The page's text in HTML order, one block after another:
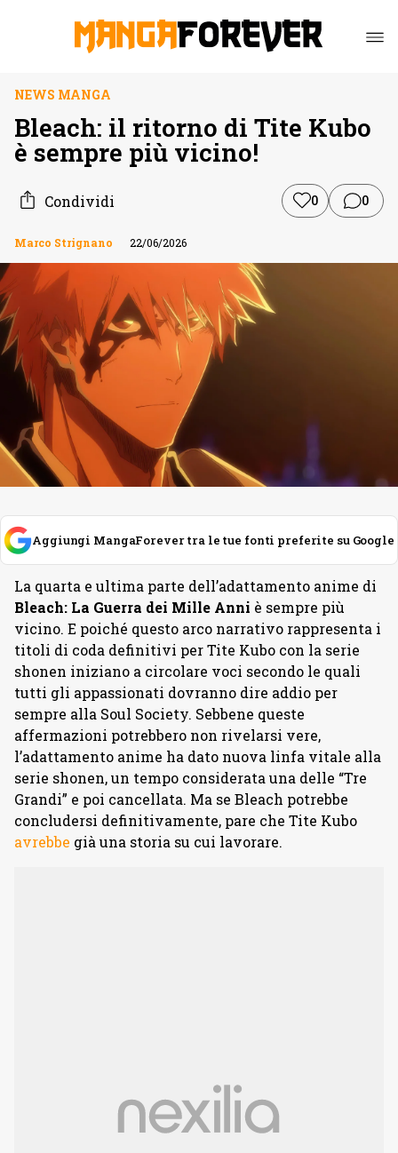
NEWS MANGA
Bleach: il ritorno di Tite Kubo
è sempre più vicino!
Condividi 0 0
Marco Strignano 22/06/2026
Aggiungi MangaForever tra le tue fonti preferite su Google
La quarta e ultima parte dell’adattamento anime di
Bleach: La Guerra dei Mille Anni è sempre più
vicino. E poiché questo arco narrativo rappresenta i
titoli di coda definitivi per Tite Kubo con la serie
shonen iniziano a circolare voci secondo le quali
tutti gli appassionati dovranno dire addio per
sempre alla Soul Society. Sebbene queste
affermazioni potrebbero non rivelarsi vere,
l’adattamento anime ha dato nuova linfa vitale alla
serie shonen, un tempo considerata una delle “Tre
Grandi” e poi cancellata. Ma se Bleach potrebbe
concludersi definitivamente, pare che Tite Kubo
avrebbe già una storia su cui lavorare.